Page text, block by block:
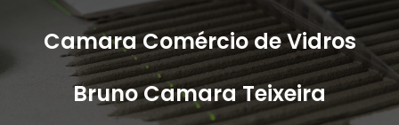
Camara Comércio de Vidros
Bruno Camara Teixeira